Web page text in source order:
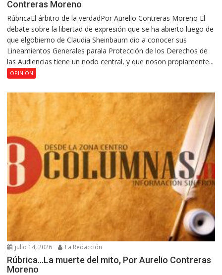
Contreras Moreno
RúbricaEl árbitro de la verdadPor Aurelio Contreras Moreno El
debate sobre la libertad de expresión que se ha abierto luego de
que elgobierno de Claudia Sheinbaum dio a conocer sus
Lineamientos Generales parala Protección de los Derechos de
las Audiencias tiene un nodo central, y que noson propiamente...
OPINIÓN
julio 14, 2026 La Redacción
Rúbrica…La muerte del mito, Por Aurelio Contreras
Moreno